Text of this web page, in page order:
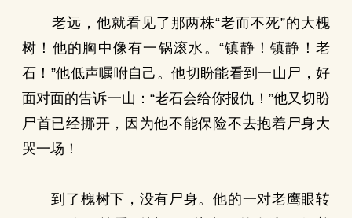
老远，他就看见了那两株“老而不死”的大槐
树！他的胸中像有一锅滚水。“镇静！镇静！老
石！”他低声嘱咐自己。他切盼能看到一山尸，好
面对面的告诉一山：“老石会给你报仇！”他又切盼
尸首已经挪开，因为他不能保险不去抱着尸身大
哭一场！
到了槐树下，没有尸身。他的一对老鹰眼转